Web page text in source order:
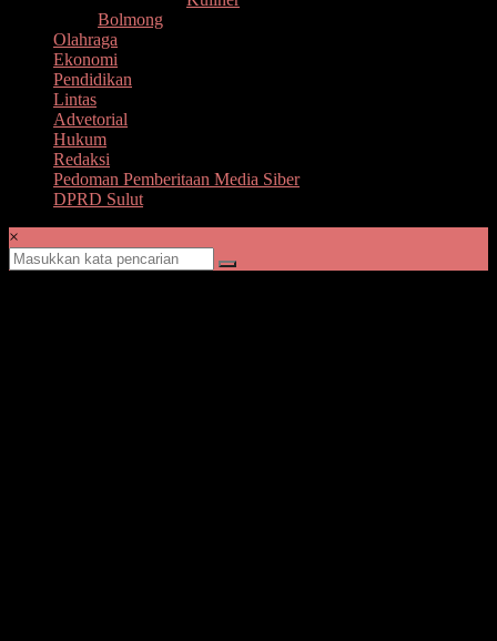
Bolmong
Olahraga
Ekonomi
Pendidikan
Lintas
Advetorial
Hukum
Redaksi
Pedoman Pemberitaan Media Siber
DPRD Sulut
×